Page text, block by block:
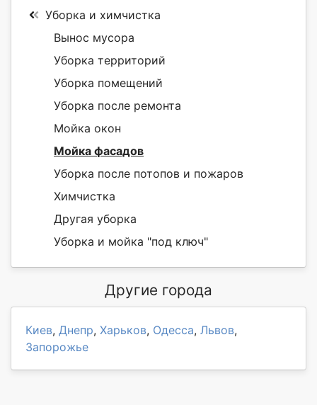
Уборка и химчистка
Вынос мусора
Уборка территорий
Уборка помещений
Уборка после ремонта
Мойка окон
Мойка фасадов
Уборка после потопов и пожаров
Химчистка
Другая уборка
Уборка и мойка "под ключ"
Другие города
Киев, Днепр, Харьков, Одесса, Львов,
Запорожье